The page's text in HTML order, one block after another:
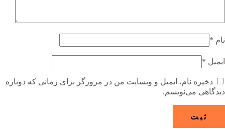
نام *
ایمیل *
ذخیره نام، ایمیل و وبسایت من در مرورگر برای زمانی که دوباره
دیدگاهی می‌نویسم.